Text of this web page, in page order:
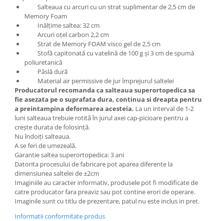
Salteaua cu arcuri cu un strat suplimentar de 2,5 cm de
Memory Foam
Inălțime saltea: 32 cm
Arcuri oțel carbon 2,2 cm
Strat de Memory FOAM visco gel de 2,5 cm
Stofă capitonată cu vatelină de 100 g și 3 cm de spumă
poliuretanică
Pâslă dură
Material air permissive de jur împrejurul saltelei
Producatorul recomanda ca salteaua superortopedica sa
fie asezata pe o suprafata dura, continua si dreapta pentru
a preintampina deformarea acesteia. La un interval de 1-2
luni salteaua trebuie rotită în jurul axei cap-picioare pentru a
crește durata de folosință.
Nu îndoiți salteaua.
A se feri de umezeală.
Garantie saltea superortopedica: 3 ani
Datorita procesului de fabricare pot aparea diferente la
dimensiunea saltelei de ±2cm
Imaginiile au caracter informativ, produsele pot fi modificate de
catre producator fara preaviz sau pot contine erori de operare.
Imaginile sunt cu titlu de prezentare, patul nu este inclus in pret.
Informatii conformitate produs